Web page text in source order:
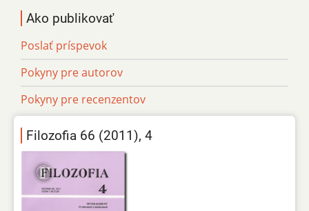
Ako publikovať
Poslať príspevok
Pokyny pre autorov
Pokyny pre recenzentov
Filozofia 66 (2011), 4